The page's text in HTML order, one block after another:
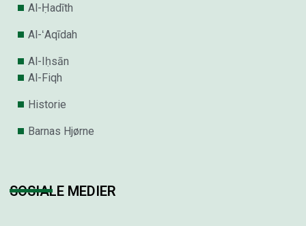
Al-Ḥadīth
Al-ʻAqīdah
Al-Iḥsān
Al-Fiqh
Historie
Barnas Hjørne
SOSIALE MEDIER